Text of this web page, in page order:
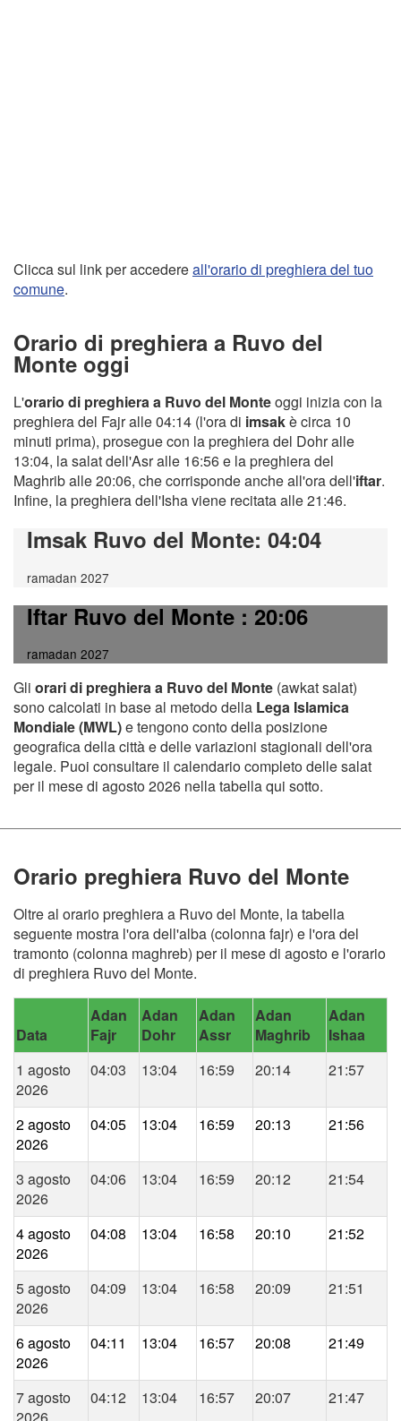
Clicca sul link per accedereall'orario di preghiera del tuo
comune.
Orario di preghiera a Ruvo del
Monte oggi
L'orario di preghiera a Ruvo del Monteoggi inizia con la
preghiera del Fajr alle 04:14 (l'ora di imsakè circa 10
minuti prima), prosegue con la preghiera del Dohr alle
13:04, la salat dell'Asr alle 16:56 e la preghiera del
Maghrib alle 20:06, che corrisponde anche all'ora dell'iftar.
Infine, la preghiera dell'Isha viene recitata alle 21:46.
Imsak Ruvo del Monte: 04:04
ramadan 2027
Iftar Ruvo del Monte: 20:06
ramadan 2027
Gli orari di preghiera a Ruvo del Monte (awkat salat)
sono calcolati in base al metodo della Lega Islamica
Mondiale (MWL)e tengono conto della posizione
geografica della città e delle variazioni stagionali dell'ora
legale. Puoi consultare il calendario completo delle salat
per il mese di agosto 2026 nella tabella qui sotto.
Orario preghiera Ruvo del Monte
Oltre al orario preghiera a Ruvo del Monte, la tabella
seguente mostra l'ora dell'alba (colonna fajr) e l'ora del
tramonto (colonna maghreb) per il mese di agosto e l'orario
di preghiera Ruvo del Monte.
Data
Adan
Fajr
Adan
Dohr
Adan
Assr
Adan
Maghrib
Adan
Ishaa
1 agosto
2026
04:03 13:04 16:59 20:14 21:57
2 agosto
2026
04:05 13:04 16:59 20:13 21:56
3 agosto
2026
04:06 13:04 16:59 20:12 21:54
4 agosto
2026
04:08 13:04 16:58 20:10 21:52
5 agosto
2026
04:09 13:04 16:58 20:09 21:51
6 agosto
2026
04:11 13:04 16:57 20:08 21:49
7 agosto
04:12 13:04 16:57 20:07 21:47